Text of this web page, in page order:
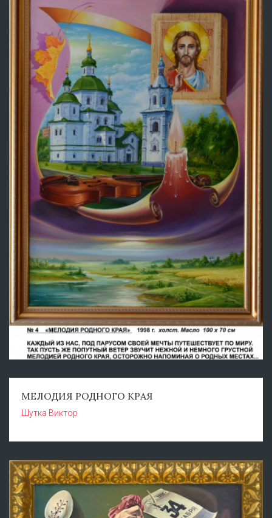
МЕЛОДИЯ РОДНОГО КРАЯ
Шутка Виктор